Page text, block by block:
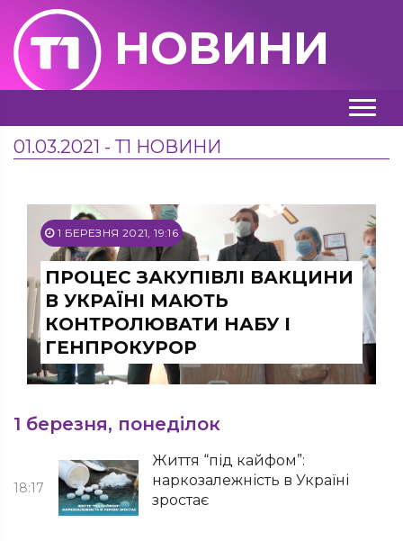
НОВИНИ
01.03.2021 - Т1 НОВИНИ
1 БЕРЕЗНЯ 2021, 19:16
ПРОЦЕС ЗАКУПІВЛІ ВАКЦИНИ
В УКРАЇНІ МАЮТЬ
КОНТРОЛЮВАТИ НАБУ І
ГЕНПРОКУРОР
1 березня, понеділок
18:17
Життя “під кайфом”:
наркозалежність в Україні
зростає